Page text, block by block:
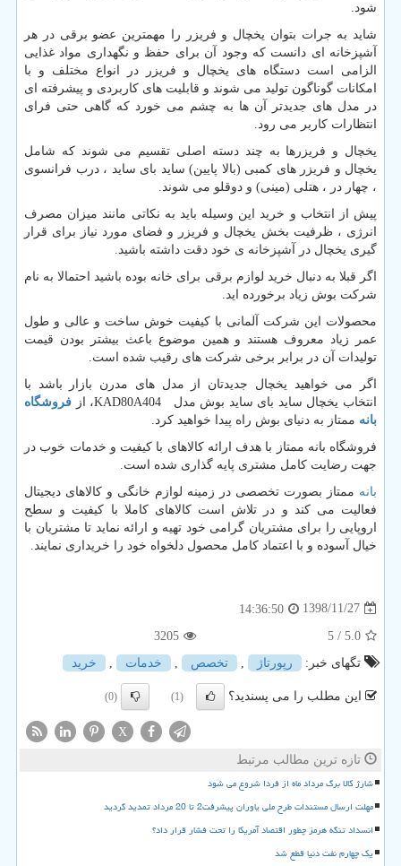
شود.
شاید به جرات بتوان یخچال و فریزر را مهمترین عضو برقی در هر
آشپزخانه ای دانست که وجود آن برای حفظ و نگهداری مواد غذایی
الزامی است دستگاه های یخچال و فریزر در انواع مختلف و با
امکانات گوناگون تولید می شوند و قابلیت های کاربردی و پیشرفته ای
در مدل های جدیدتر آن ها به چشم می خورد که گاهی حتی فرای
انتظارات کاربر می رود.
یخچال و فریزرها به چند دسته اصلی تقسیم می شوند که شامل
یخچال و فریزر های کمبی (بالا پایین) ساید بای ساید ، درب فرانسوی
، چهار در ، هتلی (مینی) و دوقلو می شوند.
پیش از انتخاب و خرید این وسیله باید به نکاتی مانند میزان مصرف
انرژی ، ظرفیت بخش یخچال و فریزر و فضای مورد نیاز برای قرار
گیری یخچال در آشپزخانه ی خود دقت داشته باشید.
اگر قبلا به دنبال خرید لوازم برقی برای خانه بوده باشید احتمالا به نام
شرکت بوش زیاد برخورده اید.
محصولات این شرکت آلمانی با کیفیت خوش ساخت و عالی و طول
عمر زیاد معروف هستند و همین موضوع باعث بیشتر بودن قیمت
تولیدات آن در برابر برخی شرکت های رقیب شده است.
اگر می خواهید یخچال جدیدتان از مدل های مدرن بازار باشد با
انتخاب یخچال ساید بای ساید بوش مدل
KAD80A404، از فروشگاه
بانه ممتاز به دنیای بوش راه پیدا خواهید کرد.
فروشگاه بانه ممتاز با هدف ارائه کالاهای با کیفیت و خدمات خوب در
جهت رضایت کامل مشتری پایه گذاری شده است.
بانه ممتاز بصورت تخصصی در زمینه لوازم خانگی و کالاهای دیجیتال
فعالیت می کند و در تلاش است کالاهای کاملا با کیفیت و سطح
اروپایی را برای مشتریان گرامی خود تهیه و ارائه نماید تا مشتریان با
خیال آسوده و با اعتماد کامل محصول دلخواه خود را خریداری نمایند.
1398/11/27
14:36:50
5.0
/ 5
3205
تگهای خبر:
رپورتاژ تخصص خدمات خرید
این مطلب را می پسندید؟ (1)
(0)
X
تازه ترین مطالب مرتبط
شارژ کالا برگ مرداد ماه از فردا شروع می شود
مهلت ارسال مستندات طرح ملی یاوران پیشرفت2 تا 20 مرداد تمدید گردید
انسداد تنگه هرمز چطور اقتصاد آمریکا را تحت فشار قرار داد؟
یک چهارم نفت دنیا قطع شد